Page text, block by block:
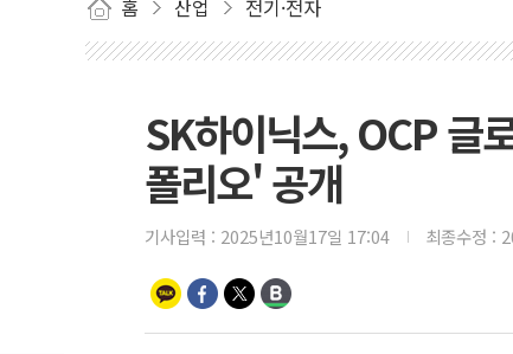
홈 산업 전기·전자
SK하이닉스, OCP 글
폴리오' 공개
기사입력 : 2025년10월17일 17:04 최종수정 :